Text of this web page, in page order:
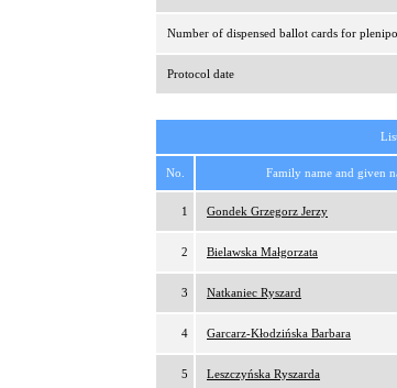
Number of dispensed ballot cards for
Protocol date
No. Family name and given
1 Gondek Grzegorz Jerzy
2 Bielawska Małgorzata
3 Natkaniec Ryszard
4 Garcarz-Kłodzińska Barbara
5 Leszczyńska Ryszarda